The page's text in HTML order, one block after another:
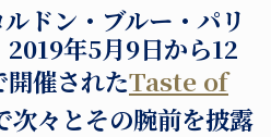
ドン・ブルー・パリ
年5月9日から12
開催されたTaste of
次々とその腕前を披露